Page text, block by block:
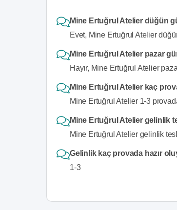
Mine Ertuğrul Atelier düğün
Evet, Mine Ertuğrul Atelier
Mine Ertuğrul Atelier pazar
Hayır, Mine Ertuğrul Atelier
Mine Ertuğrul Atelier kaç
Mine Ertuğrul Atelier 1-3
Mine Ertuğrul Atelier gelinlik
Mine Ertuğrul Atelier gelinlik
Gelinlik kaç provada hazır
1-3